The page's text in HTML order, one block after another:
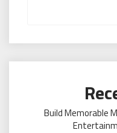
Build Memorable